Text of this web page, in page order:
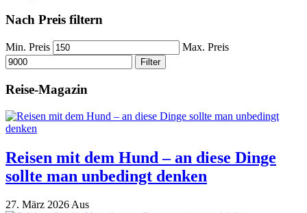
Nach Preis filtern
Min. Preis Max. Preis
Filter
Reise-Magazin
Reisen mit dem Hund – an diese Dinge
sollte man unbedingt denken
27. März 2026Aus